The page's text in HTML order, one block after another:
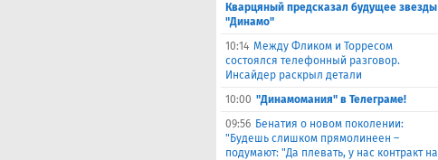
Кварцяный предсказал будущее звезды
"Динамо"
10:14 Между Фликом и Торресом
состоялся телефонный разговор.
Инсайдер раскрыл детали
10:00 "Динамомания" в Телеграме!
09:56 Бенатия о новом поколении:
"Будешь слишком прямолинеен –
подумают: "Да плевать, у нас контракт на